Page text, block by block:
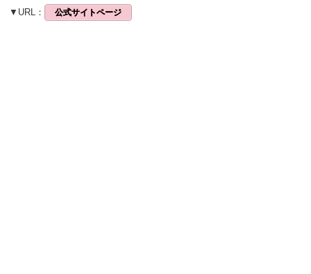
▼URL：
公式サイトページ